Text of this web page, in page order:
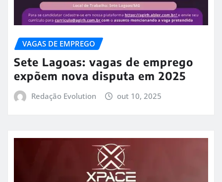
VAGAS DE EMPREGO
Sete Lagoas: vagas de emprego
expõem nova disputa em 2025
Redação Evolution out 10, 2025